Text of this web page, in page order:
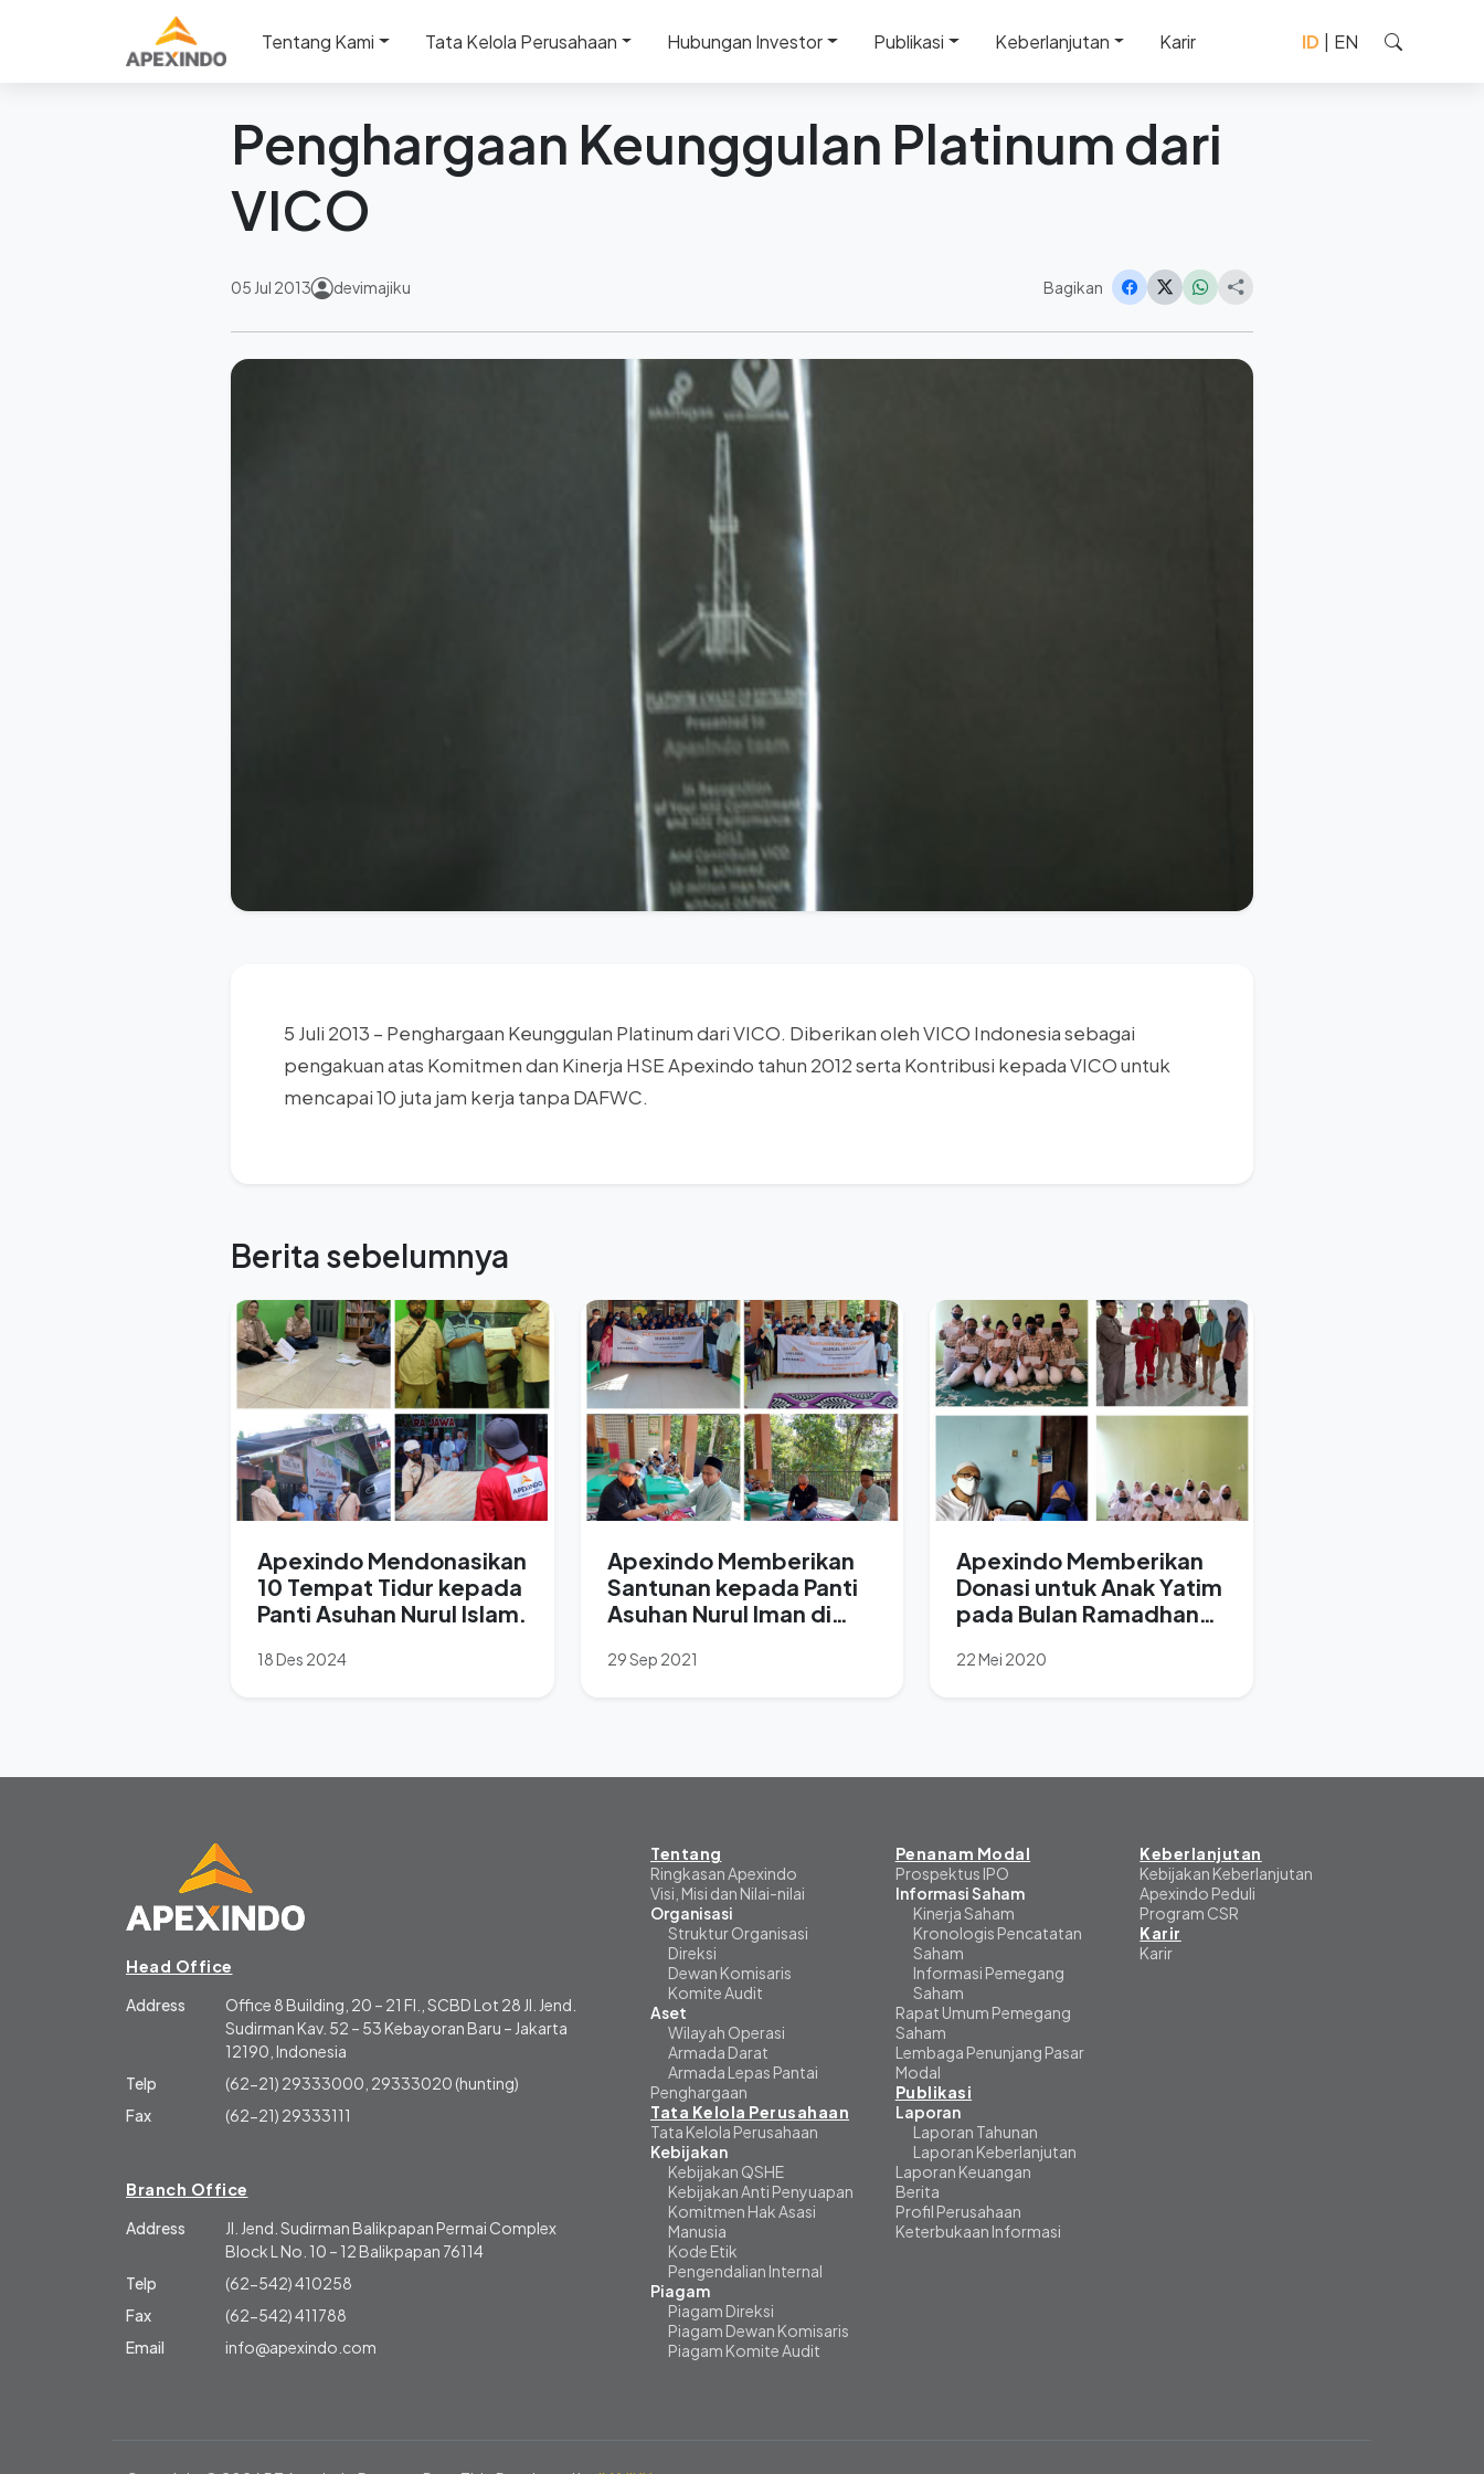
Tentang Kami Tata Kelola Perusahaan Hubungan Investor Publikasi Keberlanjutan Karir ID | EN
Beranda Berita
Penghargaan Keunggulan Platinum dari VICO
Penghargaan Keunggulan Platinum dari
VICO
05 Jul 2013 devimajiku Bagikan
5 Juli 2013 – Penghargaan Keunggulan Platinum dari VICO. Diberikan oleh VICO Indonesia sebagai
pengakuan atas Komitmen dan Kinerja HSE Apexindo tahun 2012 serta Kontribusi kepada VICO untuk
mencapai 10 juta jam kerja tanpa DAFWC.
Berita sebelumnya
Apexindo Mendonasikan
10 Tempat Tidur kepada
Panti Asuhan Nurul Islam.
18 Des 2024
Apexindo Memberikan
Santunan kepada Panti
Asuhan Nurul Iman di
29 Sep 2021
Apexindo Memberikan
Donasi untuk Anak Yatim
pada Bulan Ramadhan
22 Mei 2020
Head Office
Address
Office 8 Building, 20 – 21 Fl., SCBD Lot 28 Jl. Jend.
Sudirman Kav. 52 – 53 Kebayoran Baru – Jakarta
12190, Indonesia
Telp
(62-21) 29333000, 29333020 (hunting)
Fax
(62-21) 29333111
Branch Office
Address
Jl. Jend. Sudirman Balikpapan Permai Complex
Block L No. 10 – 12 Balikpapan 76114
Telp
(62-542) 410258
Fax
(62-542) 411788
Email
info@apexindo.com
Tentang
Ringkasan Apexindo
Visi, Misi dan Nilai-nilai
Organisasi
Struktur Organisasi
Direksi
Dewan Komisaris
Komite Audit
Aset
Wilayah Operasi
Armada Darat
Armada Lepas Pantai
Penghargaan
Tata Kelola Perusahaan
Tata Kelola Perusahaan
Kebijakan
Kebijakan QSHE
Kebijakan Anti Penyuapan
Komitmen Hak Asasi
Manusia
Kode Etik
Pengendalian Internal
Piagam
Piagam Direksi
Piagam Dewan Komisaris
Piagam Komite Audit
Penanam Modal
Prospektus IPO
Informasi Saham
Kinerja Saham
Kronologis Pencatatan
Saham
Informasi Pemegang
Saham
Rapat Umum Pemegang
Saham
Lembaga Penunjang Pasar
Modal
Publikasi
Laporan
Laporan Tahunan
Laporan Keberlanjutan
Laporan Keuangan
Berita
Profil Perusahaan
Keterbukaan Informasi
Keberlanjutan
Kebijakan Keberlanjutan
Apexindo Peduli
Program CSR
Karir
Karir